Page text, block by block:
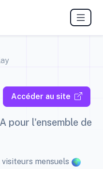
Accéder au site
pour l'ensemble de
visiteurs mensuels